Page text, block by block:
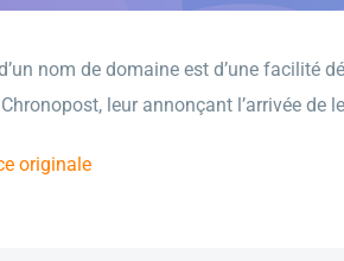
nom de domaine est d’une
leur annonçant l’arrivée de
originale